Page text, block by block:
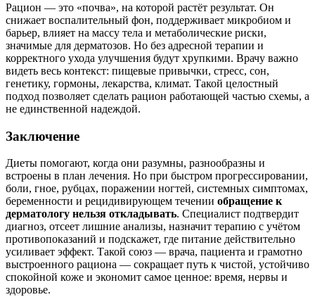
Рацион — это «почва», на которой растёт результат. Он
снижает воспалительный фон, поддерживает микробиом и
барьер, влияет на массу тела и метаболические риски,
значимые для дерматозов. Но без адресной терапии и
корректного ухода улучшения будут хрупкими. Врачу важно
видеть весь контекст: пищевые привычки, стресс, сон,
генетику, гормоны, лекарства, климат. Такой целостный
подход позволяет сделать рацион работающей частью схемы, а
не единственной надеждой.
Заключение
Диеты помогают, когда они разумны, разнообразны и
встроены в план лечения. Но при быстром прогрессировании,
боли, гное, рубцах, поражении ногтей, системных симптомах,
беременности и рецидивирующем течении обращение к
дерматологу нельзя откладывать. Специалист подтвердит
диагноз, отсеет лишние анализы, назначит терапию с учётом
противопоказаний и подскажет, где питание действительно
усиливает эффект. Такой союз — врача, пациента и грамотно
выстроенного рациона — сокращает путь к чистой, устойчиво
спокойной коже и экономит самое ценное: время, нервы и
здоровье.